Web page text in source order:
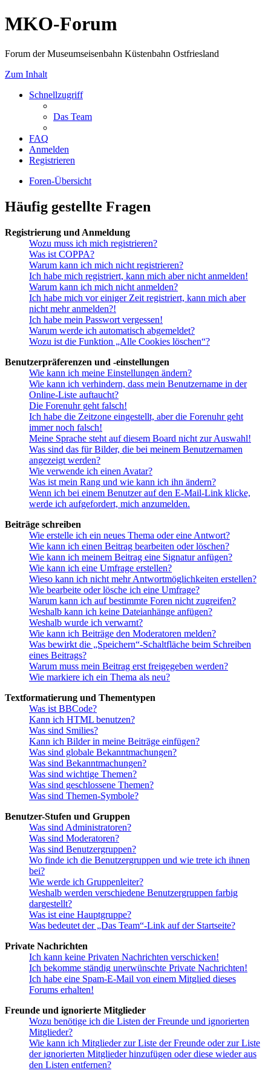
MKO-Forum
Forum der Museumseisenbahn Küstenbahn Ostfriesland
Zum Inhalt
Schnellzugriff
Das Team
FAQ
Anmelden
Registrieren
Foren-Übersicht
Häufig gestellte Fragen
Registrierung und Anmeldung
Wozu muss ich mich registrieren?
Was ist COPPA?
Warum kann ich mich nicht registrieren?
Ich habe mich registriert, kann mich aber nicht anmelden!
Warum kann ich mich nicht anmelden?
Ich habe mich vor einiger Zeit registriert, kann mich aber
nicht mehr anmelden?!
Ich habe mein Passwort vergessen!
Warum werde ich automatisch abgemeldet?
Wozu ist die Funktion „Alle Cookies löschen“?
Benutzerpräferenzen und -einstellungen
Wie kann ich meine Einstellungen ändern?
Wie kann ich verhindern, dass mein Benutzername in der
Online-Liste auftaucht?
Die Forenuhr geht falsch!
Ich habe die Zeitzone eingestellt, aber die Forenuhr geht
immer noch falsch!
Meine Sprache steht auf diesem Board nicht zur Auswahl!
Was sind das für Bilder, die bei meinem Benutzernamen
angezeigt werden?
Wie verwende ich einen Avatar?
Was ist mein Rang und wie kann ich ihn ändern?
Wenn ich bei einem Benutzer auf den E-Mail-Link klicke,
werde ich aufgefordert, mich anzumelden.
Beiträge schreiben
Wie erstelle ich ein neues Thema oder eine Antwort?
Wie kann ich einen Beitrag bearbeiten oder löschen?
Wie kann ich meinem Beitrag eine Signatur anfügen?
Wie kann ich eine Umfrage erstellen?
Wieso kann ich nicht mehr Antwortmöglichkeiten erstellen?
Wie bearbeite oder lösche ich eine Umfrage?
Warum kann ich auf bestimmte Foren nicht zugreifen?
Weshalb kann ich keine Dateianhänge anfügen?
Weshalb wurde ich verwarnt?
Wie kann ich Beiträge den Moderatoren melden?
Was bewirkt die „Speichern“-Schaltfläche beim Schreiben
eines Beitrags?
Warum muss mein Beitrag erst freigegeben werden?
Wie markiere ich ein Thema als neu?
Textformatierung und Thementypen
Was ist BBCode?
Kann ich HTML benutzen?
Was sind Smilies?
Kann ich Bilder in meine Beiträge einfügen?
Was sind globale Bekanntmachungen?
Was sind Bekanntmachungen?
Was sind wichtige Themen?
Was sind geschlossene Themen?
Was sind Themen-Symbole?
Benutzer-Stufen und Gruppen
Was sind Administratoren?
Was sind Moderatoren?
Was sind Benutzergruppen?
Wo finde ich die Benutzergruppen und wie trete ich ihnen
bei?
Wie werde ich Gruppenleiter?
Weshalb werden verschiedene Benutzergruppen farbig
dargestellt?
Was ist eine Hauptgruppe?
Was bedeutet der „Das Team“-Link auf der Startseite?
Private Nachrichten
Ich kann keine Privaten Nachrichten verschicken!
Ich bekomme ständig unerwünschte Private Nachrichten!
Ich habe eine Spam-E-Mail von einem Mitglied dieses
Forums erhalten!
Freunde und ignorierte Mitglieder
Wozu benötige ich die Listen der Freunde und ignorierten
Mitglieder?
Wie kann ich Mitglieder zur Liste der Freunde oder zur Liste
der ignorierten Mitglieder hinzufügen oder diese wieder aus
den Listen entfernen?